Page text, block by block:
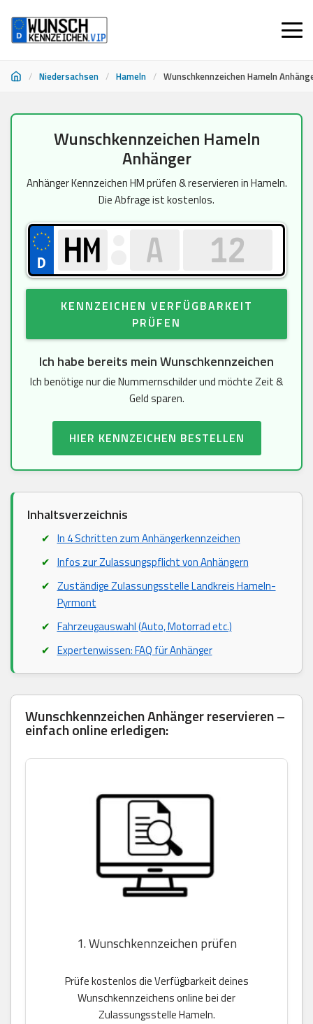
/ Niedersachsen / Hameln / Wunschkennzeichen Hameln
Wunschkennzeichen Hameln
Anhänger
Anhänger Kennzeichen HM prüfen & reservieren in Hameln.
Die Abfrage ist kostenlos.
KENNZEICHEN VERFÜGBARKEIT
PRÜFEN
Ich habe bereits mein Wunschkennzeichen
Ich benötige nur die Nummernschilder und möchte Zeit &
Geld sparen.
HIER KENNZEICHEN BESTELLEN
Inhaltsverzeichnis
In 4 Schritten zum Anhängerkennzeichen
Infos zur Zulassungspflicht von Anhängern
Zuständige Zulassungsstelle Landkreis Hameln-
Pyrmont
Fahrzeugauswahl (Auto, Motorrad etc.)
Expertenwissen: FAQ für Anhänger
Wunschkennzeichen Anhänger reservieren –
einfach online erledigen:
1. Wunschkennzeichen prüfen
Prüfe kostenlos die Verfügbarkeit deines
Wunschkennzeichens online bei der
Zulassungsstelle Hameln.